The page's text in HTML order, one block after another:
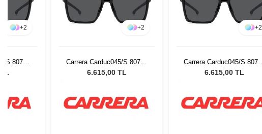
+2
S 80756
+2
Carrera Carduc045/S 80756
Erkek Güneş Gözlüğü
6.615,00 TL
+2
Carrera Carduc045/S 80756
Erkek Güneş Gözlüğü
6.615,00 TL